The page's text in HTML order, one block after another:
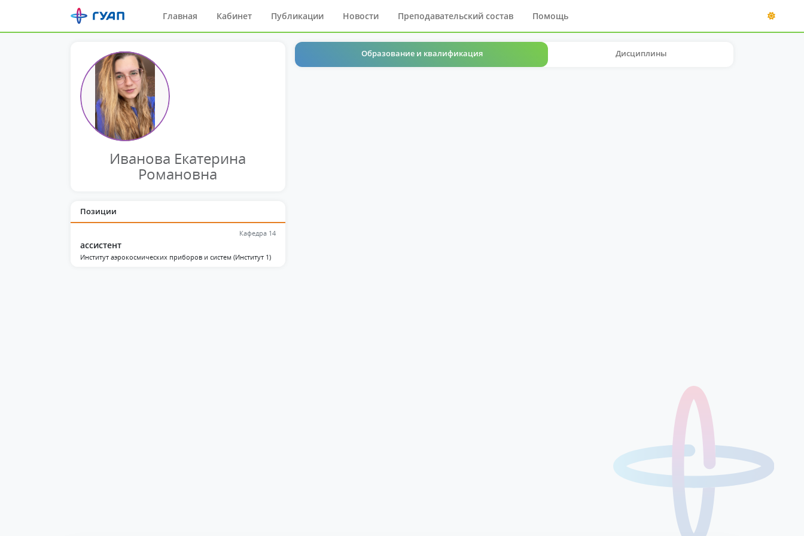
Главная Кабинет Публикации Новости Преподавательский состав Помощь
Иванова Екатерина
Романовна
Позиции
Кафедра 14
ассистент
Институт аэрокосмических приборов и систем (Институт 1)
Образование и квалификация Дисциплины